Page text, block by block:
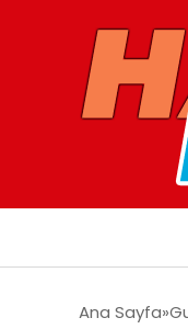
Ana Sayfa